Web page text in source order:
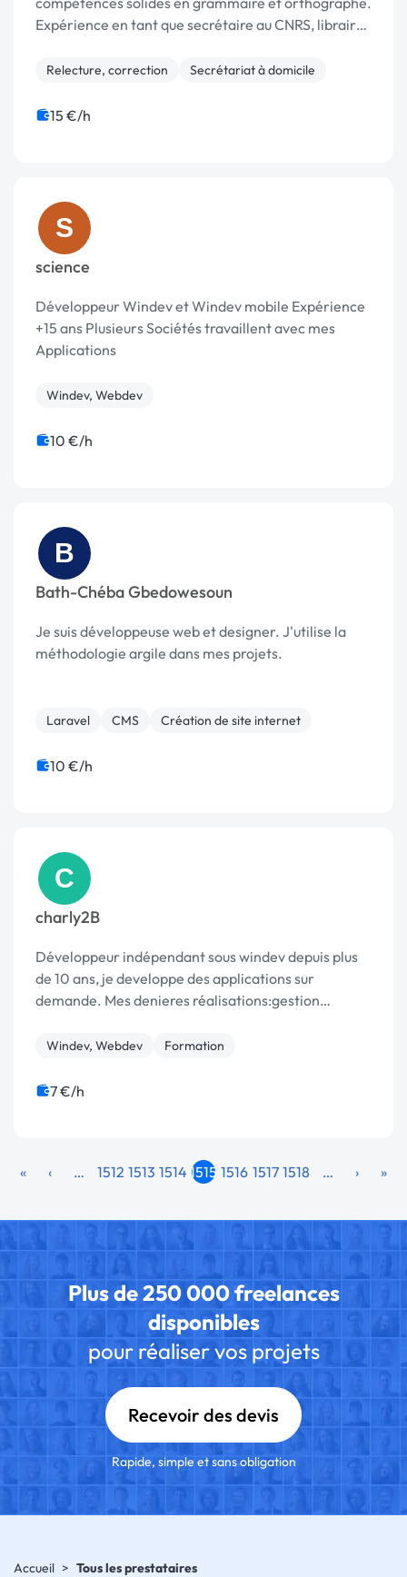
Expérience en tant que secrétaire au CNRS, libraire,
Relecture, correction Secrétariat à domicile
15 €/h
S
science
Développeur Windev et Windev mobile Expérience
+15 ans Plusieurs Sociétés travaillent avec mes
Applications
Windev, Webdev
10 €/h
B
Bath-Chéba Gbedowesoun
Je suis développeuse web et designer. J'utilise la
méthodologie argile dans mes projets.
Laravel CMS Création de site internet
10 €/h
C
charly2B
Développeur indépendant sous windev depuis plus
de 10 ans, je developpe des applications sur
demande. Mes denieres réalisations:gestion
Windev, Webdev Formation
7 €/h
« ‹ … 1512 1513 1514 1515 1516 1517 1518 … › »
Plus de 250 000 freelances
disponibles
pour réaliser vos projets
Recevoir des devis
Rapide, simple et sans obligation
Accueil > Tous les prestataires